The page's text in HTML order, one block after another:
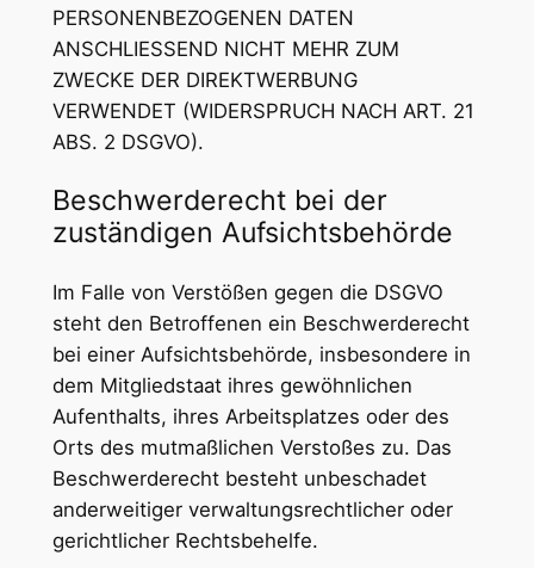
PERSONENBEZOGENEN DATEN
ANSCHLIESSEND NICHT MEHR ZUM
ZWECKE DER DIREKTWERBUNG
VERWENDET (WIDERSPRUCH NACH ART. 21
ABS. 2 DSGVO).
Beschwerde­recht bei der
zuständigen Aufsichts­behörde
Im Falle von Verstößen gegen die DSGVO
steht den Betroffenen ein Beschwerderecht
bei einer Aufsichtsbehörde, insbesondere in
dem Mitgliedstaat ihres gewöhnlichen
Aufenthalts, ihres Arbeitsplatzes oder des
Orts des mutmaßlichen Verstoßes zu. Das
Beschwerderecht besteht unbeschadet
anderweitiger verwaltungsrechtlicher oder
gerichtlicher Rechtsbehelfe.